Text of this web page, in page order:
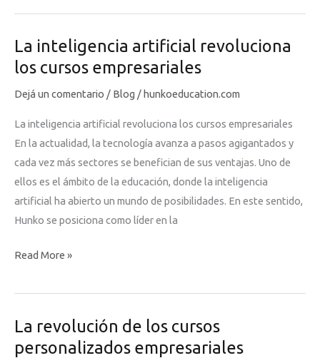
de
cursos
personalizados
empresariales:
solución
innovadora
en
la
capacitación
empresarial.
La inteligencia artificial revoluciona
los cursos empresariales
Dejá un comentario / Blog /hunkoeducation.com
La inteligencia artificial revoluciona los cursos empresariales
En la actualidad, la tecnología avanza a pasos agigantados y
cada vez más sectores se benefician de sus ventajas. Uno de
ellos es el ámbito de la educación, donde la inteligencia
artificial ha abierto un mundo de posibilidades. En este sentido,
Hunko se posiciona como líder en la
La
artificial
los
cursos
Read More »
La revolución de los cursos
personalizados empresariales